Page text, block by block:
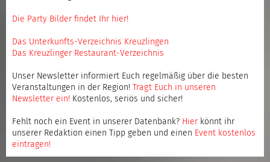
Die Party Bilder findet Ihr hier!
Das Unterkunfts-Verzeichnis Kreuzlingen
Das Kreuzlinger Restaurant-Verzeichnis
Unser Newsletter informiert Euch regelmäßig über die besten
Veranstaltungen in der Region!
Tragt Euch in unseren
Newsletter ein! Kostenlos, seriös und sicher!
Fehlt noch ein Event in unserer Datenbank? Hier könnt ihr
unserer Redaktion einen Tipp geben und einen Event kostenlos
eintragen!